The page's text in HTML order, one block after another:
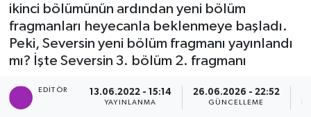
ikinci bölümünün ardından yeni bölüm
fragmanları heyecanla beklenmeye başladı.
Peki, Seversin yeni bölüm fragmanı yayınlandı
mı? İşte Seversin 3. bölüm 2. fragmanı
EDITÖR 13.06.2022 - 15:14
YAYINLANMA
26.06.2026 - 22:52
GÜNCELLEME
GÜNDEM
MAGAZİN
SAĞLIK
Son Dakika Haberleri
Haber Arşivi